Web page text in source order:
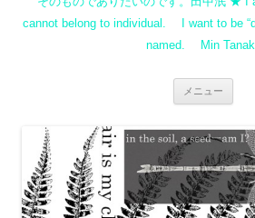
cannot belong to individual. I want to be
named. Min
メニュー